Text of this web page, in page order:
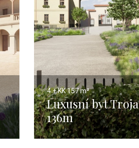
4 + KK157 m²
Luxusní byt Troja
136m